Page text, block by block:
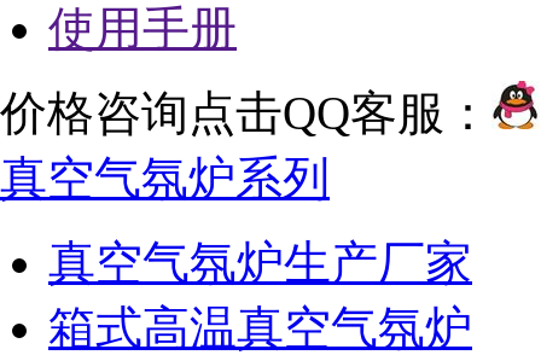
使用手册
价格咨询点击QQ客服：
真空气氛炉系列
真空气氛炉生产厂家
箱式高温真空气氛炉